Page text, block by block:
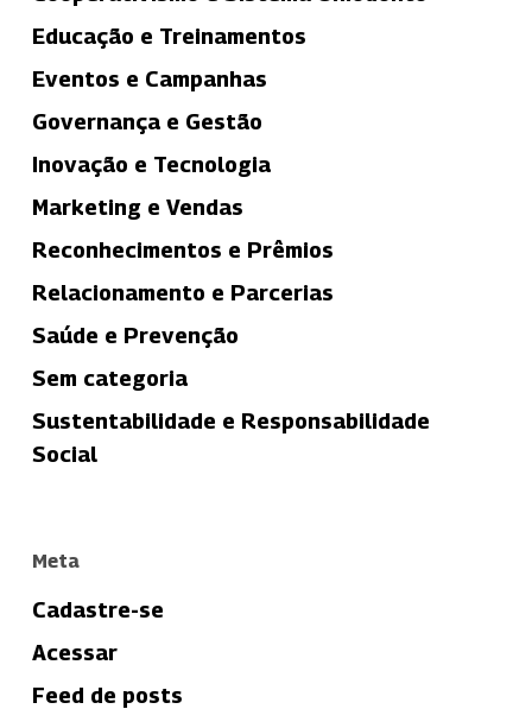
Educação e Treinamentos
Eventos e Campanhas
Governança e Gestão
Inovação e Tecnologia
Marketing e Vendas
Reconhecimentos e Prêmios
Relacionamento e Parcerias
Saúde e Prevenção
Sem categoria
Sustentabilidade e Responsabilidade
Social
Meta
Cadastre-se
Acessar
Feed de posts